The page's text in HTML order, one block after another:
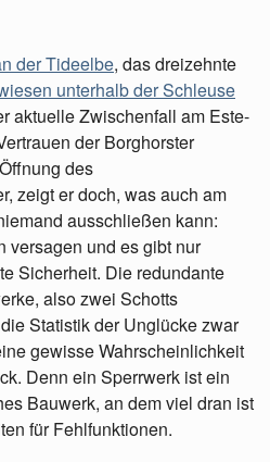
der Tideelbe, das dreizehnte
unterhalb der Schleuse
aktuelle Zwischenfall am Este-
der Borghorster
des
zeigt er doch, was auch am
ausschließen kann:
versagen und es gibt nur
Sicherheit. Die redundante
also zwei Schotts
Statistik der Unglücke zwar
gewisse Wahrscheinlichkeit
Denn ein Sperrwerk ist ein
Bauwerk, an dem viel dran ist
für Fehlfunktionen.